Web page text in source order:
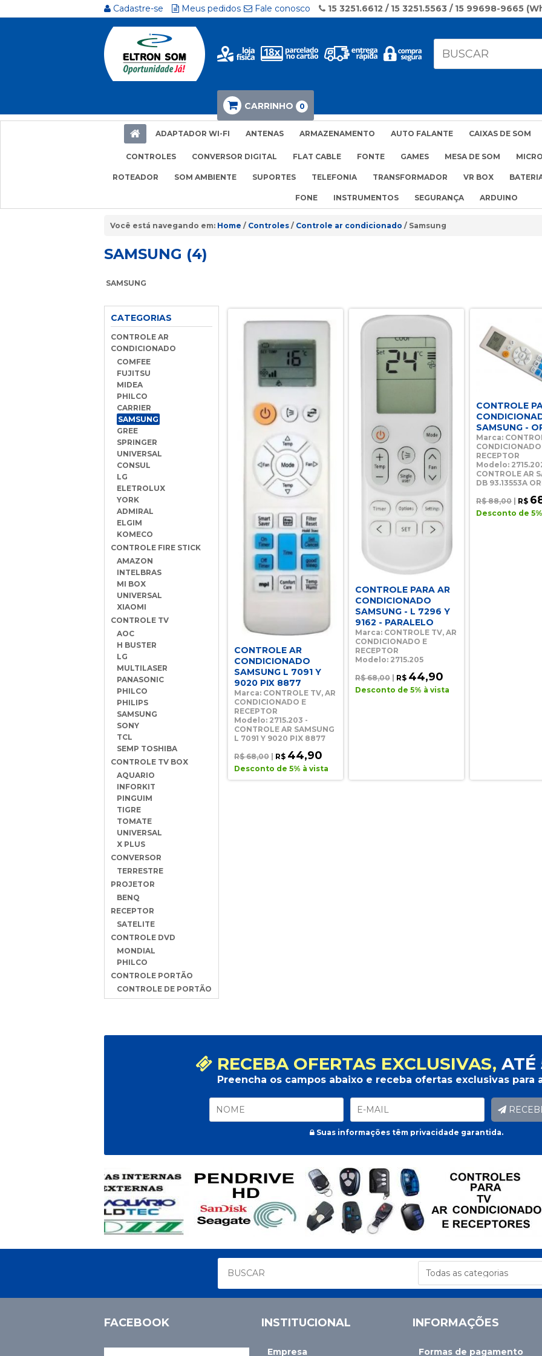
Cadastre-se Meus pedidos Fale conosco 15 3251.6612 / 15 3251.5563 / 15 99698-9665
CARRINHO 0
ADAPTADOR WI-FI ANTENAS ARMAZENAMENTO AUTO FALANTE CAIXAS DE SOM
CONTROLES CONVERSOR DIGITAL FLAT CABLE FONTE GAMES MESA DE SOM
ROTEADOR SOM AMBIENTE SUPORTES TELEFONIA TRANSFORMADOR VR BOX
FONE INSTRUMENTOS SEGURANÇA ARDUINO
Home Controles Controle ar condicionado Samsung
SAMSUNG (4)
SAMSUNG
CATEGORIAS
CONTROLE AR
CONDICIONADO
COMFEE
FUJITSU
MIDEA
PHILCO
CARRIER
SAMSUNG
GREE
SPRINGER
UNIVERSAL
CONSUL
LG
ELETROLUX
YORK
ADMIRAL
ELGIM
KOMECO
CONTROLE FIRE STICK
AMAZON
INTELBRAS
MI BOX
UNIVERSAL
XIAOMI
CONTROLE TV
AOC
H BUSTER
LG
MULTILASER
PANASONIC
PHILCO
PHILIPS
SAMSUNG
SONY
TCL
SEMP TOSHIBA
CONTROLE TV BOX
AQUARIO
INFORKIT
PINGUIM
TIGRE
TOMATE
UNIVERSAL
X PLUS
CONVERSOR
TERRESTRE
PROJETOR
BENQ
RECEPTOR
SATELITE
CONTROLE DVD
MONDIAL
PHILCO
CONTROLE PORTÃO
CONTROLE DE PORTÃO
CONTROLE AR
CONDICIONADO
SAMSUNG L 7091 Y
9020 PIX 8877
Marca: CONTROLE TV, AR
CONDICIONADO E
RECEPTOR
Modelo: 2715.203 -
CONTROLE AR SAMSUNG
L 7091 Y 9020 PIX 8877
R$ 68,00
R$ 44,90
Desconto de 5% à vista
CONTROLE PARA AR
CONDICIONADO
SAMSUNG - L 7296 Y
9162 - PARALELO
Marca: CONTROLE TV, AR
CONDICIONADO E
RECEPTOR
Modelo: 2715.205
R$ 68,00
R$ 44,90
Desconto de 5% à vista
CONTROLE
SAMSUNG -
Marca:
CONDICIONADO
RECEPTOR
Modelo:
CONTROLE AR
DB 93.13553A
R$ 88,00
R$
Desconto de
RECEBA OFERTAS EXCLUSIVAS, ATÉ
Preencha os campos abaixo e receba ofertas exclusivas para
Suas informações têm privacidade garantida.
FACEBOOK INSTITUCIONAL
Empresa
INFORMAÇÕES
Formas de pagamento